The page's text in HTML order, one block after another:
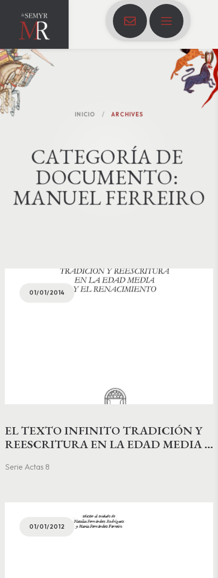
INICIO ARCHIVES
CATEGORÍADE
DOCUMENTO:
MANUEL FERREIRO
01/01/2014
EL TEXTO INFINITO TRADICIÓN Y
REESCRITURA EN LA EDAD MEDIA Y
Serie Actas 8
01/01/2012